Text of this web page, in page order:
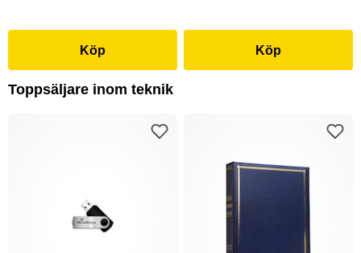
Köp Köp
Toppsäljare inom teknik